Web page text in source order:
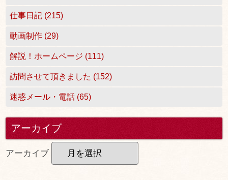
仕事日記 (215)
動画制作 (29)
解説！ホームページ (111)
訪問させて頂きました (152)
迷惑メール・電話 (65)
アーカイブ
アーカイブ